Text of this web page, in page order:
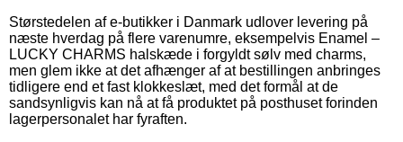
Størstedelen af e-butikker i Danmark udlover levering på
næste hverdag på flere varenumre, eksempelvis Enamel –
LUCKY CHARMS halskæde i forgyldt sølv med charms,
men glem ikke at det afhænger af at bestillingen anbringes
tidligere end et fast klokkeslæt, med det formål at de
sandsynligvis kan nå at få produktet på posthuset forinden
lagerpersonalet har fyraften.